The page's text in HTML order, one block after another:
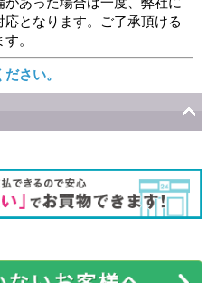
となります。ご了承頂ける
。
さい。